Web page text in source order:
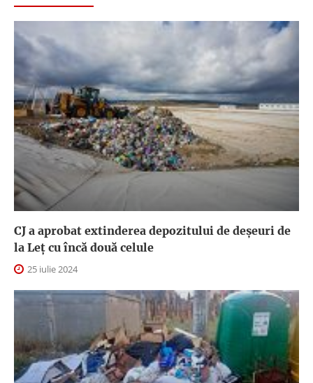
CJ a aprobat extinderea depozitului de deşeuri de
la Leţ cu încă două celule
25 iulie 2024